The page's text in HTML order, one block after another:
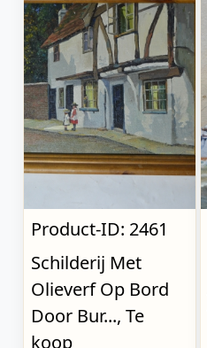
Product-ID: 2461
Schilderij Met
Olieverf Op Bord
Door Bur..., Te
koop